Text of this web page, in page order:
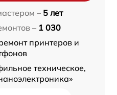
– 5 лет
– 1 030
принтеров и
техническое,